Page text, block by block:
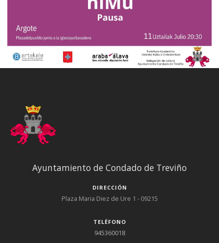
Ayuntamiento de Condado de Treviño
DIRECCIÓN
Plaza Maria Diez de Ure 1 - 09215
TELÉFONO
945360018